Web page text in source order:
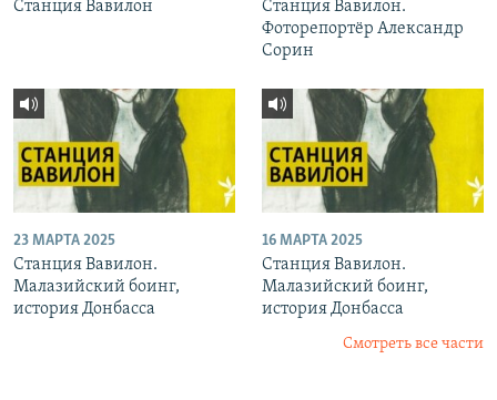
Станция Вавилон
Станция Вавилон.
Фоторепортёр Александр
Сорин
23 МАРТА 2025
Станция Вавилон.
Малазийский боинг,
история Донбасса
16 МАРТА 2025
Станция Вавилон.
Малазийский боинг,
история Донбасса
Смотреть все части